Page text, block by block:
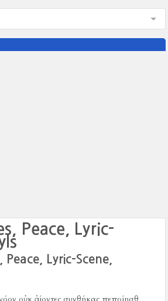
Peace, Lyric-
Peace, Lyric-Scene,